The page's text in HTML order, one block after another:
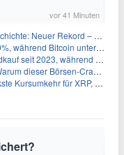
vor 41 Minuten
Amazon knackt die nächste Billionen-Marke
Bitcoin unter $65.000 fällt
während Goldpreis um 8% steigt
die beste Einstiegschance seit Monaten ist
während Polymarket skeptisch bleibt